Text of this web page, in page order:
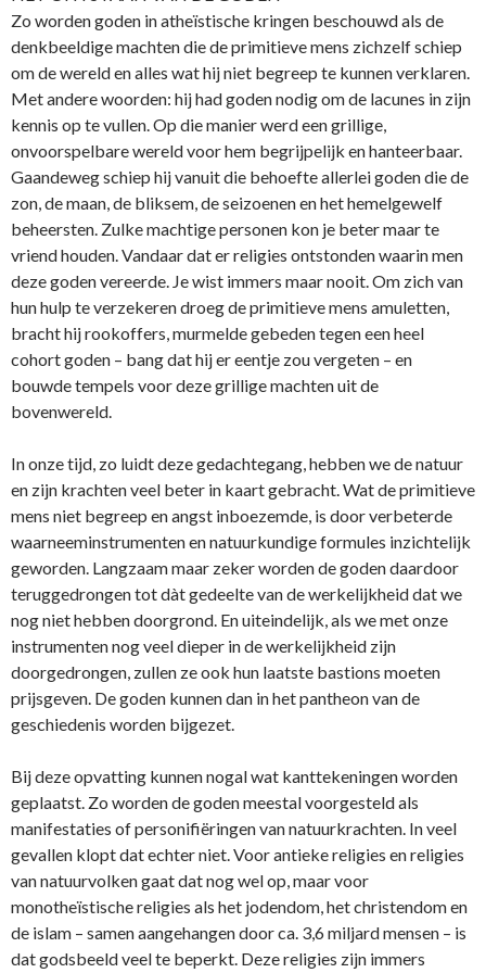
Zo worden goden in atheïstische kringen beschouwd als de
denkbeeldige machten die de primitieve mens zichzelf schiep
om de wereld en alles wat hij niet begreep te kunnen verklaren.
Met andere woorden: hij had goden nodig om de lacunes in zijn
kennis op te vullen. Op die manier werd een grillige,
onvoorspelbare wereld voor hem begrijpelijk en hanteerbaar.
Gaandeweg schiep hij vanuit die behoefte allerlei goden die de
zon, de maan, de bliksem, de seizoenen en het hemelgewelf
beheersten. Zulke machtige personen kon je beter maar te
vriend houden. Vandaar dat er religies ontstonden waarin men
deze goden vereerde. Je wist immers maar nooit. Om zich van
hun hulp te verzekeren droeg de primitieve mens amuletten,
bracht hij rookoffers, murmelde gebeden tegen een heel
cohort goden – bang dat hij er eentje zou vergeten – en
bouwde tempels voor deze grillige machten uit de
bovenwereld.
In onze tijd, zo luidt deze gedachtegang, hebben we de natuur
en zijn krachten veel beter in kaart gebracht. Wat de primitieve
mens niet begreep en angst inboezemde, is door verbeterde
waarneeminstrumenten en natuurkundige formules inzichtelijk
geworden. Langzaam maar zeker worden de goden daardoor
teruggedrongen tot dàt gedeelte van de werkelijkheid dat we
nog niet hebben doorgrond. En uiteindelijk, als we met onze
instrumenten nog veel dieper in de werkelijkheid zijn
doorgedrongen, zullen ze ook hun laatste bastions moeten
prijsgeven. De goden kunnen dan in het pantheon van de
geschiedenis worden bijgezet.
Bij deze opvatting kunnen nogal wat kanttekeningen worden
geplaatst. Zo worden de goden meestal voorgesteld als
manifestaties of personifiëringen van natuurkrachten. In veel
gevallen klopt dat echter niet. Voor antieke religies en religies
van natuurvolken gaat dat nog wel op, maar voor
monotheïstische religies als het jodendom, het christendom en
de islam – samen aangehangen door ca. 3,6 miljard mensen – is
dat godsbeeld veel te beperkt. Deze religies zijn immers